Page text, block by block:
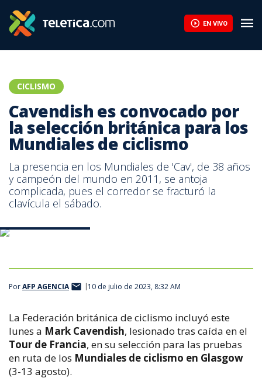
EN VIVO
CICLISMO
Cavendish es convocado por
la selección británica para los
Mundiales de ciclismo
La presencia en los Mundiales de 'Cav', de 38 años
y campeón del mundo en 2011, se antoja
complicada, pues el corredor se fracturó la
clavícula el sábado.
PorAFP AGENCIA 10 de julio de 2023, 8:32 AM
La Federación británica de ciclismo incluyó este
lunes a Mark Cavendish, lesionado tras caída en el
Tour de Francia, en su selección para las pruebas
en ruta de los Mundiales de ciclismo en Glasgow
(3-13 agosto).